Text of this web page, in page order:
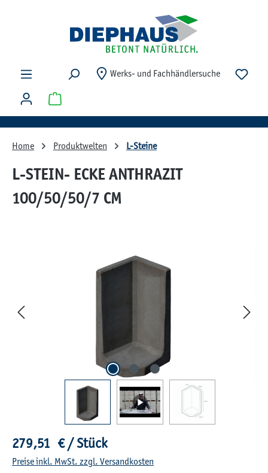
Werks- und Fachhändlersuche Du
Warenkorb enthält 0 Positionen. Der Gesamtwert
Home Produktwelten L-Steine
L-STEIN- ECKE ANTHRAZIT
100/50/50/7 CM
Regulärer Preis:
279,51 € / Stück
Preise inkl. MwSt. zzgl. Versandkosten